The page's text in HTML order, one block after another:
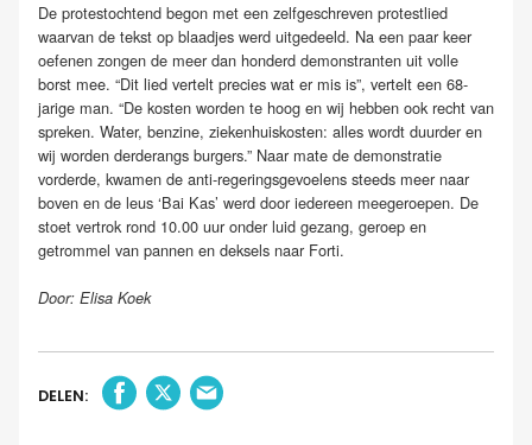
De protestochtend begon met een zelfgeschreven protestlied
waarvan de tekst op blaadjes werd uitgedeeld. Na een paar keer
oefenen zongen de meer dan honderd demonstranten uit volle
borst mee. “Dit lied vertelt precies wat er mis is”, vertelt een 68-
jarige man. “De kosten worden te hoog en wij hebben ook recht van
spreken. Water, benzine, ziekenhuiskosten: alles wordt duurder en
wij worden derderangs burgers.” Naar mate de demonstratie
vorderde, kwamen de anti-regeringsgevoelens steeds meer naar
boven en de leus ‘Bai Kas’ werd door iedereen meegeroepen. De
stoet vertrok rond 10.00 uur onder luid gezang, geroep en
getrommel van pannen en deksels naar Forti.
Door: Elisa Koek
DELEN: